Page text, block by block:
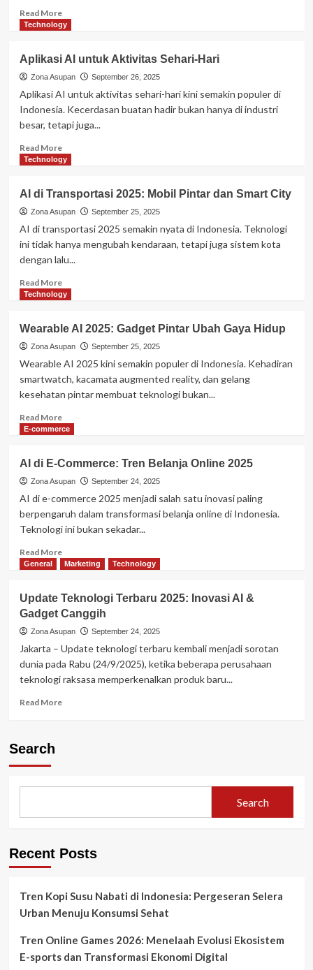
Read MoreRead
more
Rumah
di
2025:
Gimana
Agar
Masuk
Technology
Aplikasi AI untuk Aktivitas Sehari-Hari
Zona Asupan September 26, 2025
Aplikasi AI untuk aktivitas sehari-hari kini semakin populer di
Indonesia. Kecerdasan buatan hadir bukan hanya di industri
besar, tetapi juga...
Read MoreRead
more
AI
untuk
Aktivitas
Hari
Technology
AI di Transportasi 2025: Mobil Pintar dan Smart City
Zona Asupan September 25, 2025
AI di transportasi 2025 semakin nyata di Indonesia. Teknologi
ini tidak hanya mengubah kendaraan, tetapi juga sistem kota
dengan lalu...
Read MoreRead
more
di
Transportasi
2025:
Mobil
Pintar
dan
City
Technology
Wearable AI 2025: Gadget Pintar Ubah Gaya Hidup
Zona Asupan September 25, 2025
Wearable AI 2025 kini semakin populer di Indonesia. Kehadiran
smartwatch, kacamata augmented reality, dan gelang
kesehatan pintar membuat teknologi bukan...
Read MoreRead
more
AI
2025:
Gadget
Pintar
Gaya
E-commerce
AI di E-Commerce: Tren Belanja Online 2025
Zona Asupan September 24, 2025
AI di e-commerce 2025 menjadi salah satu inovasi paling
berpengaruh dalam transformasi belanja online di Indonesia.
Teknologi ini bukan sekadar...
Read MoreRead
more
di
E-
Commerce:
Tren
Belanja
Online
2025
General Marketing Technology
Update Teknologi Terbaru 2025: Inovasi AI &
Gadget Canggih
Zona Asupan September 24, 2025
Jakarta – Update teknologi terbaru kembali menjadi sorotan
dunia pada Rabu (24/9/2025), ketika beberapa perusahaan
teknologi raksasa memperkenalkan produk baru...
Read MoreRead
&
Canggih
Search
Search
Recent Posts
Tren Kopi Susu Nabati di Indonesia: Pergeseran Selera
Urban Menuju Konsumsi Sehat
Tren Online Games 2026: Menelaah Evolusi Ekosistem
E-sports dan Transformasi Ekonomi Digital